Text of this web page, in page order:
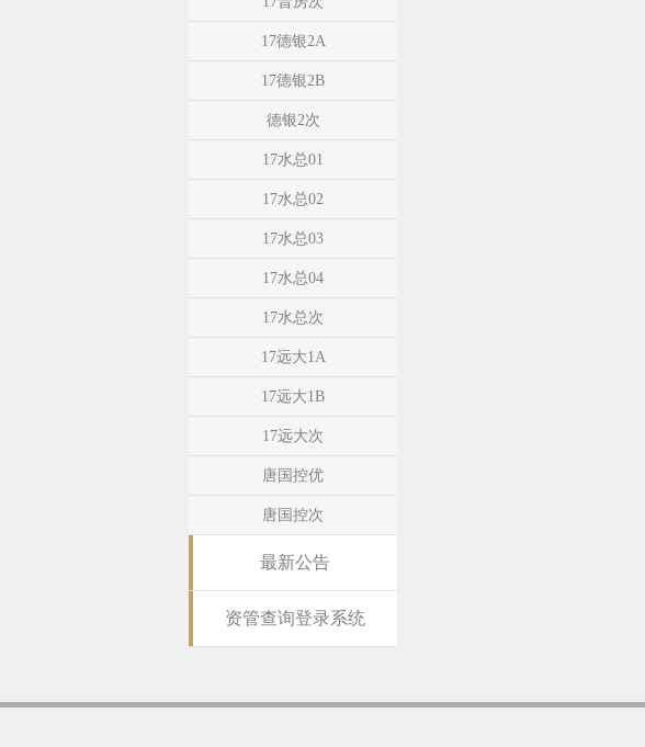
17德银2A
17德银2B
德银2次
17水总01
17水总02
17水总03
17水总04
17水总次
17远大1A
17远大1B
17远大次
唐国控优
唐国控次
最新公告
资管查询登录系统